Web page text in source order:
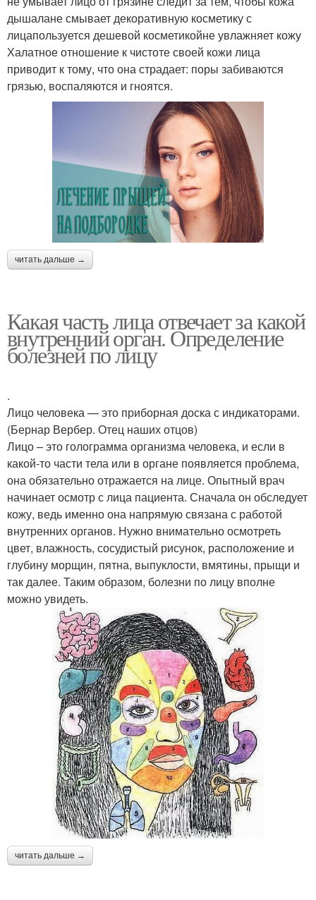
дышалане смывает декоративную косметику с
лицапользуется дешевой косметикойне увлажняет кожу
Халатное отношение к чистоте своей кожи лица
приводит к тому, что она страдает: поры забиваются
грязью, воспаляются и гноятся.
читать дальше →
Какая часть лица отвечает за какой
внутренний орган. Определение
болезней по лицу
.
Лицо человека — это приборная доска с индикаторами.
(Бернар Вербер. Отец наших отцов)
Лицо – это голограмма организма человека, и если в
какой-то части тела или в органе появляется проблема,
она обязательно отражается на лице. Опытный врач
начинает осмотр с лица пациента. Сначала он обследует
кожу, ведь именно она напрямую связана с работой
внутренних органов. Нужно внимательно осмотреть
цвет, влажность, сосудистый рисунок, расположение и
глубину морщин, пятна, выпуклости, вмятины, прыщи и
так далее. Таким образом, болезни по лицу вполне
можно увидеть.
читать дальше →